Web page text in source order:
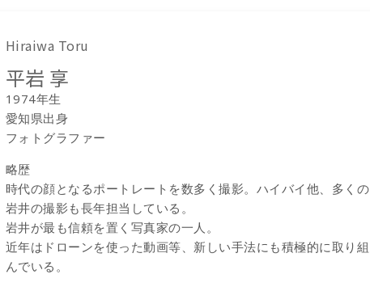
Hiraiwa Toru
平岩 享
1974年生
愛知県出身
フォトグラファー
略歴
時代の顔となるポートレートを数多く撮影。ハイバイ他、多くの
岩井の撮影も長年担当している。
岩井が最も信頼を置く写真家の一人。
近年はドローンを使った動画等、新しい手法にも積極的に取り組
んでいる。